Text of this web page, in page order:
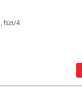
, fszt/4